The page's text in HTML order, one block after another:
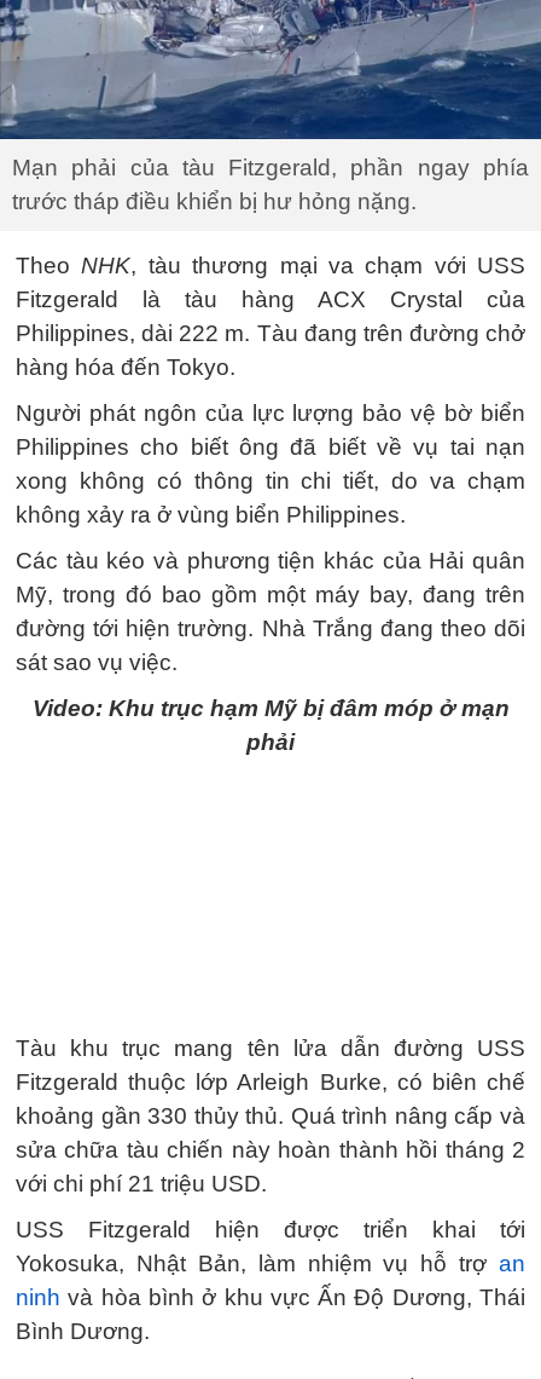
Mạn phải của tàu Fitzgerald, phần ngay phía
trước tháp điều khiển bị hư hỏng nặng.
TheoNHK, tàu thương mại va chạm với USS
Fitzgerald là tàu hàng ACX Crystal của
Philippines, dài 222 m. Tàu đang trên đường chở
hàng hóa đến Tokyo.
Người phát ngôn của lực lượng bảo vệ bờ biển
Philippines cho biết ông đã biết về vụ tai nạn
xong không có thông tin chi tiết, do va chạm
không xảy ra ở vùng biển Philippines.
Các tàu kéo và phương tiện khác của Hải quân
Mỹ, trong đó bao gồm một máy bay, đang trên
đường tới hiện trường. Nhà Trắng đang theo dõi
sát sao vụ việc.
Video: Khu trục hạm Mỹ bị đâm móp ở mạn
phải
Tàu khu trục mang tên lửa dẫn đường USS
Fitzgerald thuộc lớp Arleigh Burke, có biên chế
khoảng gần 330 thủy thủ. Quá trình nâng cấp và
sửa chữa tàu chiến này hoàn thành hồi tháng 2
với chi phí 21 triệu USD.
USS Fitzgerald hiện được triển khai tới
Yokosuka, Nhật Bản, làm nhiệm vụ hỗ trợ an
ninh và hòa bình ở khu vực Ấn Độ Dương, Thái
Bình Dương.